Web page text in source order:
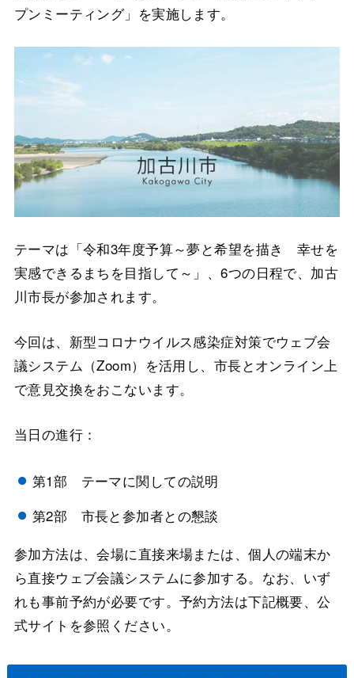
プンミーティング」を実施します。
テーマは「令和3年度予算～夢と希望を描き 幸せを
実感できるまちを目指して～」、6つの日程で、加古
川市長が参加されます。
今回は、新型コロナウイルス感染症対策でウェブ会
議システム（Zoom）を活用し、市長とオンライン上
で意見交換をおこないます。
当日の進行：
第1部 テーマに関しての説明
第2部 市長と参加者との懇談
参加方法は、会場に直接来場または、個人の端末か
ら直接ウェブ会議システムに参加する。なお、いず
れも事前予約が必要です。予約方法は下記概要、公
式サイトを参照ください。